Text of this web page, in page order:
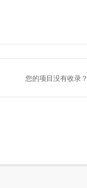
您的项目没有收录？